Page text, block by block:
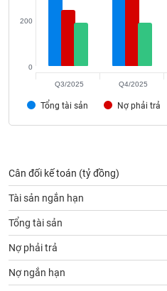
Tổng tài sản Nợ phải trả
0
200
Q3/2025 Q4/2025
Cân đối kế toán (tỷ đồng)
Tài sản ngắn hạn
Tổng tài sản
Nợ phải trả
Nợ ngắn hạn
Đào
Sách
tài
chính